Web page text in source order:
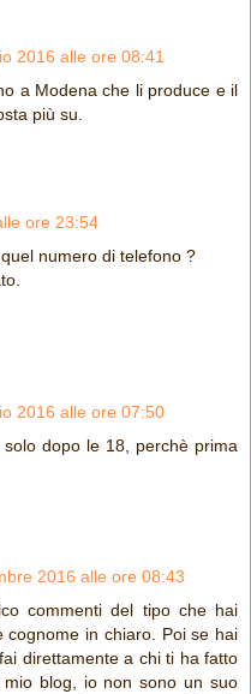
2016 alle ore 08:41
a Modena che li produce e il
più su.
ore 23:54
numero di telefono ?
2016 alle ore 07:50
dopo le 18, perchè prima
2016 alle ore 08:43
commenti del tipo che hai
in chiaro. Poi se hai
direttamente a chi ti ha fatto
blog, io non sono un suo